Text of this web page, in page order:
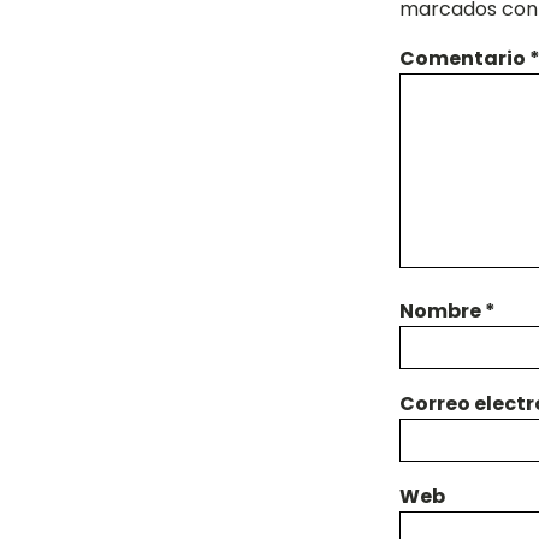
marcados con
Comentario *
Nombre*
Correo
Web